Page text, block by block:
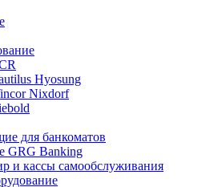
Hyosung
Nixdorf
для банкоматов
GRG Banking
и кассы самообслуживания